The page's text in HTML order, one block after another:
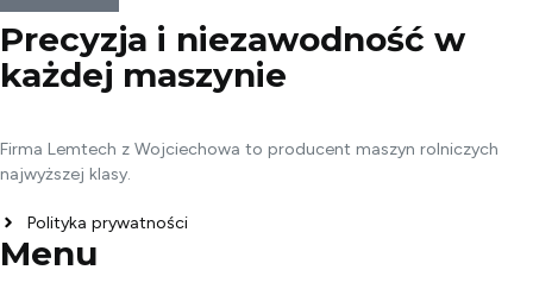
Precyzja i niezawodność w
każdej maszynie
Firma Lemtech z Wojciechowa to producent maszyn rolniczych
najwyższej klasy.
Polityka prywatności
Menu